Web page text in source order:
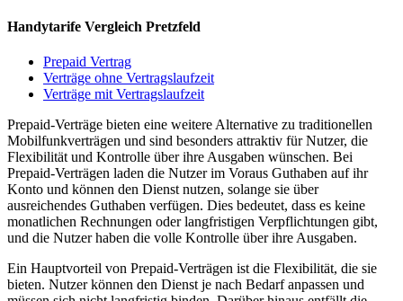
Handytarife Vergleich Pretzfeld
Prepaid Vertrag
Verträge ohne Vertragslaufzeit
Verträge mit Vertragslaufzeit
Prepaid-Verträge bieten eine weitere Alternative zu traditionellen
Mobilfunkverträgen und sind besonders attraktiv für Nutzer, die
Flexibilität und Kontrolle über ihre Ausgaben wünschen. Bei
Prepaid-Verträgen laden die Nutzer im Voraus Guthaben auf ihr
Konto und können den Dienst nutzen, solange sie über
ausreichendes Guthaben verfügen. Dies bedeutet, dass es keine
monatlichen Rechnungen oder langfristigen Verpflichtungen gibt,
und die Nutzer haben die volle Kontrolle über ihre Ausgaben.
Ein Hauptvorteil von Prepaid-Verträgen ist die Flexibilität, die sie
bieten. Nutzer können den Dienst je nach Bedarf anpassen und